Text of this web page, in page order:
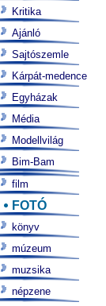
Kritika
Ajánló
Sajtószemle
Kárpát-medence
Egyházak
Média
Modellvilág
Bim-Bam
film
FOTÓ
könyv
múzeum
muzsika
népzene